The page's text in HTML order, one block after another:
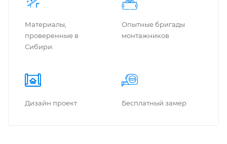
Материалы,
проверенные в
Сибири.
Опытные бригады
монтажников
Дизайн проект Бес­плат­ный замер